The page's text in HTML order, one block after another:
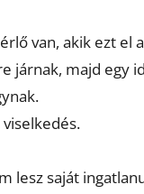
van, akik ezt el
járnak, majd egy
lesz saját